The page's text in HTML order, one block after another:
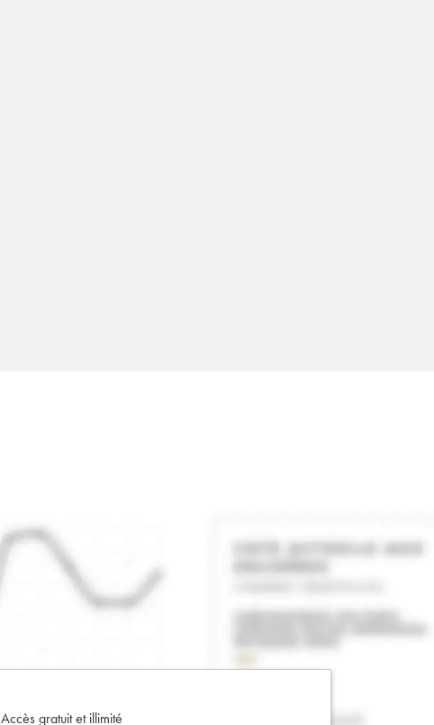
Accès gratuit et illimité